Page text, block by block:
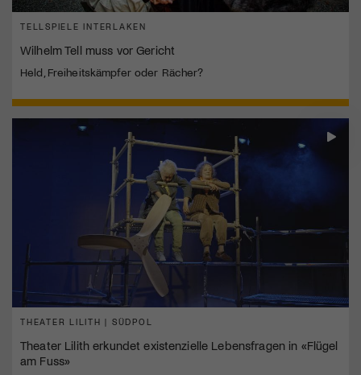
TELLSPIELE INTERLAKEN
Wilhelm Tell muss vor Gericht
Held, Freiheitskämpfer oder Rächer?
THEATER LILITH | SÜDPOL
Theater Lilith erkundet existenzielle Lebensfragen in «Flügel
am Fuss»